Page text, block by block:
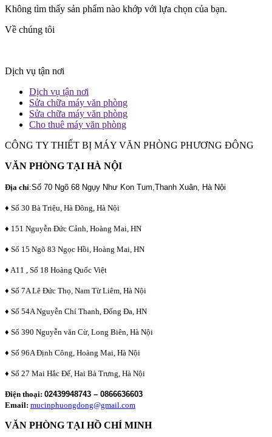
Không tìm thấy sản phẩm nào khớp với lựa chọn của bạn.
Về chúng tôi
Dịch vụ tận nơi
Dịch vụ tận nơi
Sửa chữa máy văn phòng
Sửa chữa máy văn phòng
Cho thuê máy văn phòng
CÔNG TY THIẾT BỊ MÁY VĂN PHÒNG PHƯƠNG ĐÔNG
VĂN PHÒNG TẠI HÀ NỘI
Địa chỉ:Số 70 Ngõ 68 Ngụy Như Kon Tum,Thanh Xuân, Hà Nội
♦ Số 30 Bà Triệu, Hà Đông, Hà Nội
♦ 151 Nguyễn Đức Cảnh, Hoàng Mai, HN
♦ Số 15 Ngõ 83 Ngọc Hồi, Hoàng Mai, HN
♦ A11 , Số 18 Hoàng Quốc Việt
♦ Số 7A Lê Đức Thọ, Nam Từ Liêm, Hà Nội
♦ Số 54A Nguyễn Chí Thanh, Đống Đa, HN
♦ Số 390 Nguyễn văn Cừ, Long Biên, Hà Nội
♦ Số 96A Định Công, Hoàng Mai, Hà Nội
♦ Số 27 Mai Hắc Đế, Hai Bà Trưng, Hà Nội
Điện thoại: 02439948743 – 0866636603
Email: mucinphuongdong@gmail.com
VĂN PHÒNG TẠI HỒ CHÍ MINH